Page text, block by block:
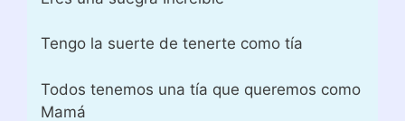
Tengo la suerte de tenerte como tía
Todos tenemos una tía que queremos como
Mamá